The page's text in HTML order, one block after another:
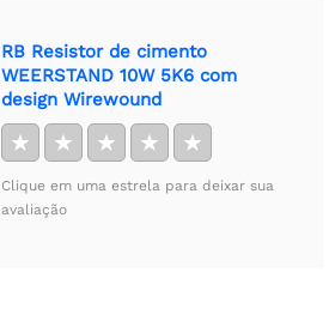
RB Resistor de cimento
WEERSTAND 10W 5K6 com
design Wirewound
★ ★ ★ ★ ★
Clique em uma estrela para deixar sua
avaliação